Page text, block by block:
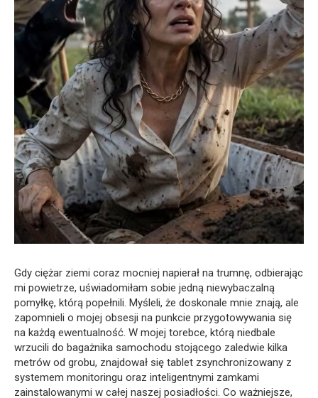
Gdy ciężar ziemi coraz mocniej napierał na trumnę, odbierając
mi powietrze, uświadomiłam sobie jedną niewybaczalną
pomyłkę, którą popełnili. Myśleli, że doskonale mnie znają, ale
zapomnieli o mojej obsesji na punkcie przygotowywania się
na każdą ewentualność. W mojej torebce, którą niedbale
wrzucili do bagażnika samochodu stojącego zaledwie kilka
metrów od grobu, znajdował się tablet zsynchronizowany z
systemem monitoringu oraz inteligentnymi zamkami
zainstalowanymi w całej naszej posiadłości. Co ważniejsze,